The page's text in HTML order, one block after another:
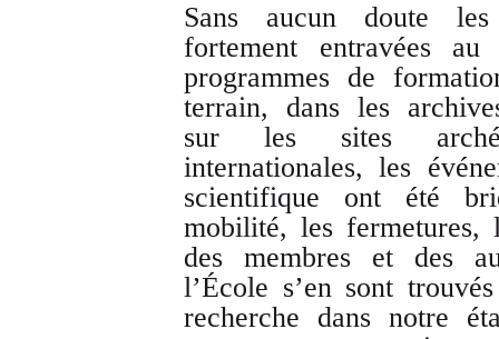
Sans aucun doute
fortement entravées
programmes de
terrain, dans les
sur les sites
internationales, les
scientifique ont été
mobilité, les fermetures,
des membres et des
l’École s’en sont
recherche dans notre